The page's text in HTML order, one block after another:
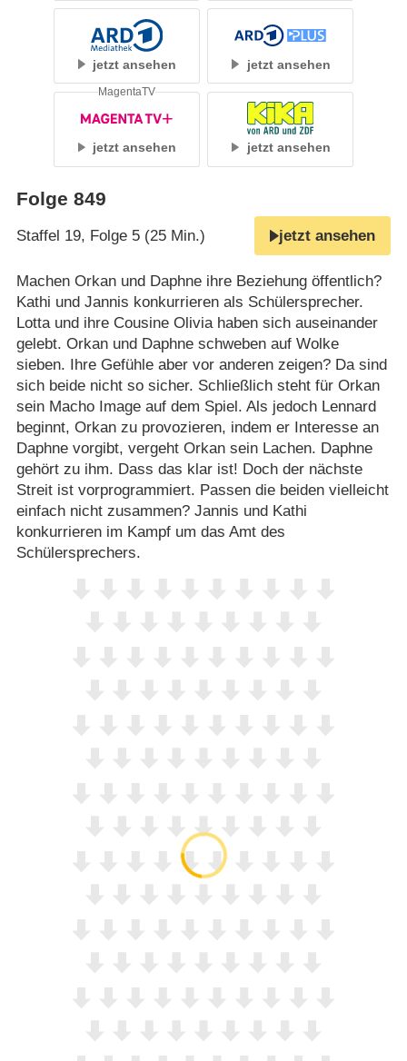
jetzt ansehen jetzt ansehen
jetzt ansehen
MagentaTV
jetzt ansehen
Folge 849
Staffel 19, Folge 5 (25 Min.) jetzt ansehen
Machen Orkan und Daphne ihre Beziehung öffentlich?
Kathi und Jannis konkurrieren als Schülersprecher.
Lotta und ihre Cousine Olivia haben sich auseinander
gelebt. Orkan und Daphne schweben auf Wolke
sieben. Ihre Gefühle aber vor anderen zeigen? Da sind
sich beide nicht so sicher. Schließlich steht für Orkan
sein Macho Image auf dem Spiel. Als jedoch Lennard
beginnt, Orkan zu provozieren, indem er Interesse an
Daphne vorgibt, vergeht Orkan sein Lachen. Daphne
gehört zu ihm. Dass das klar ist! Doch der nächste
Streit ist vorprogrammiert. Passen die beiden vielleicht
einfach nicht zusammen? Jannis und Kathi
konkurrieren im Kampf um das Amt des
Schülersprechers.